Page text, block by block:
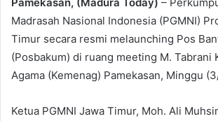
Madrasah Nasional Indonesia (PGMNI)
Timur secara resmi melaunching Pos
(Posbakum) di ruang meeting M. Tabrani
Agama (Kemenag) Pamekasan, Minggu
Ketua PGMNI Jawa Timur, Moh. Ali